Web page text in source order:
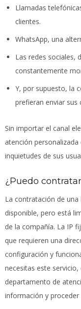
Llamadas
clientes.
WhatsApp, una
Las redes sociales,
constantemente
Y, por supuesto, la
prefieran enviar sus
Sin importar el canal
atención
inquietudes de sus
¿Puedo
La contratación de una
disponible, pero está
de la compañía. La IP
que requieren una
configuración y
necesitas este
departamento de
información y